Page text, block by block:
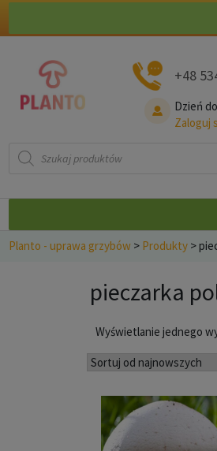
+48
Dzień
Zaloguj
Wyszukiwarka
produktów
Planto - uprawa grzybów > Produkty >
pieczarka
Wyświetlanie jednego